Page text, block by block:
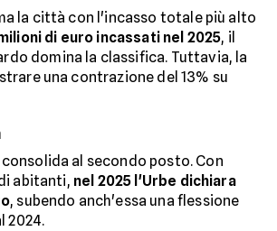
la città con l'incasso totale più alto
di euro incassati nel 2025, il
domina la classifica. Tuttavia, la
una contrazione del 13% su
al secondo posto. Con
abitanti, nel 2025 l'Urbe dichiara
, subendo anch'essa una flessione
2024.